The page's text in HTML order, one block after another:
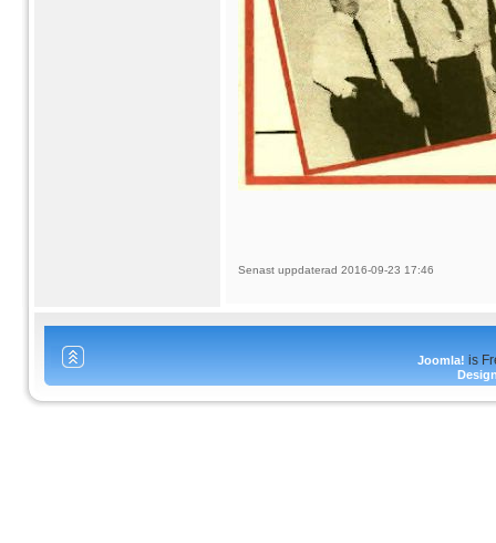
Senast uppdaterad 2016-09-23 17:46
Joomla! is